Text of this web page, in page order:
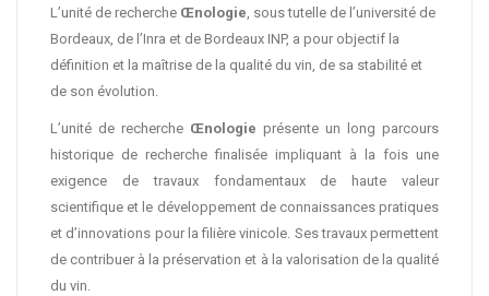
L’unité de recherche Œnologie, sous tutelle de l’université de
Bordeaux, de l’Inra et de Bordeaux INP, a pour objectif la
définition et la maîtrise de la qualité du vin, de sa stabilité et
de son évolution.
L’unité de recherche Œnologie présente un long parcours
historique de recherche finalisée impliquant à la fois une
exigence de travaux fondamentaux de haute valeur
scientifique et le développement de connaissances pratiques
et d’innovations pour la filière vinicole. Ses travaux permettent
de contribuer à la préservation et à la valorisation de la qualité
du vin.